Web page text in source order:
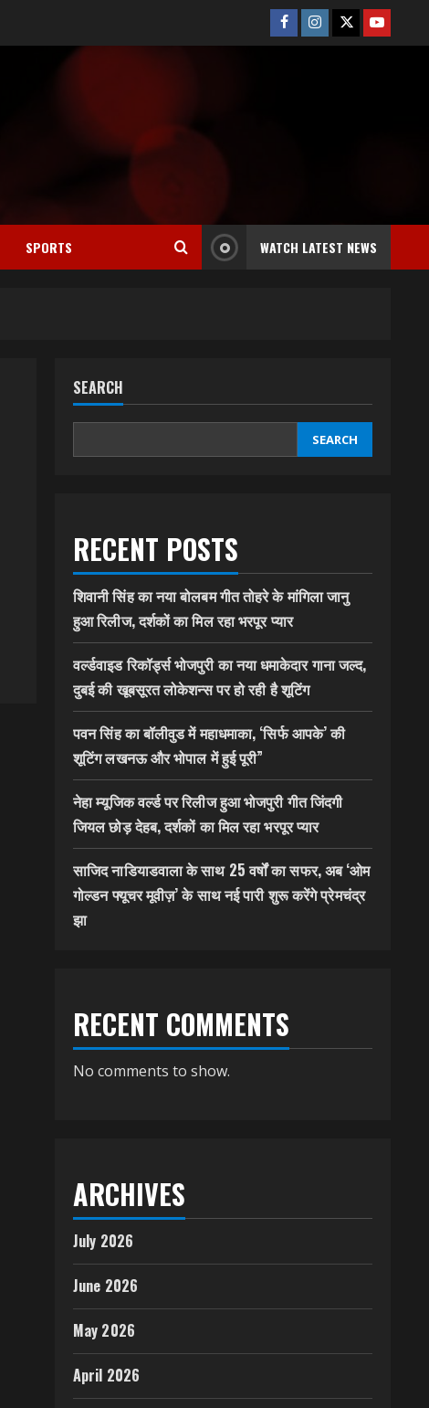
Facebook
Instagram
TwitterYoutube
SPORTS WATCH LATEST NEWS
SEARCH
SEARCH
RECENT POSTS
शिवानी सिंह का नया बोलबम गीत तोहरे के मांगिला जानु
हुआ रिलीज, दर्शकों का मिल रहा भरपूर प्यार
वर्ल्डवाइड रिकॉर्ड्स भोजपुरी का नया धमाकेदार गाना जल्द,
दुबई की खूबसूरत लोकेशन्स पर हो रही है शूटिंग
पवन सिंह का बॉलीवुड में महाधमाका, ‘सिर्फ आपके’ की
शूटिंग लखनऊ और भोपाल में हुई पूरी”
नेहा म्यूजिक वर्ल्ड पर रिलीज हुआ भोजपुरी गीत जिंदगी
जियल छोड़ देहब, दर्शकों का मिल रहा भरपूर प्यार
साजिद नाडियाडवाला के साथ 25 वर्षों का सफर, अब ‘ओम
गोल्डन फ्यूचर मूवीज़’ के साथ नई पारी शुरू करेंगे प्रेमचंद्र
झा
RECENT COMMENTS
No comments to show.
ARCHIVES
July 2026
June 2026
May 2026
April 2026